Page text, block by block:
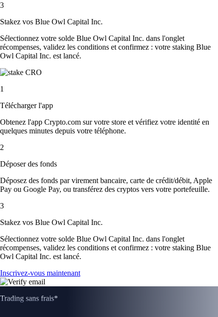
3
Stakez vos Blue Owl Capital Inc.
Sélectionnez votre solde Blue Owl Capital Inc. dans l'onglet
récompenses, validez les conditions et confirmez : votre staking Blue
Owl Capital Inc. est lancé.
1
Télécharger l'app
Obtenez l'app Crypto.com sur votre store et vérifiez votre identité en
quelques minutes depuis votre téléphone.
2
Déposer des fonds
Déposez des fonds par virement bancaire, carte de crédit/débit, Apple
Pay ou Google Pay, ou transférez des cryptos vers votre portefeuille.
3
Stakez vos Blue Owl Capital Inc.
Sélectionnez votre solde Blue Owl Capital Inc. dans l'onglet
récompenses, validez les conditions et confirmez : votre staking Blue
Owl Capital Inc. est lancé.
Inscrivez-vous maintenant
Trading sans frais*